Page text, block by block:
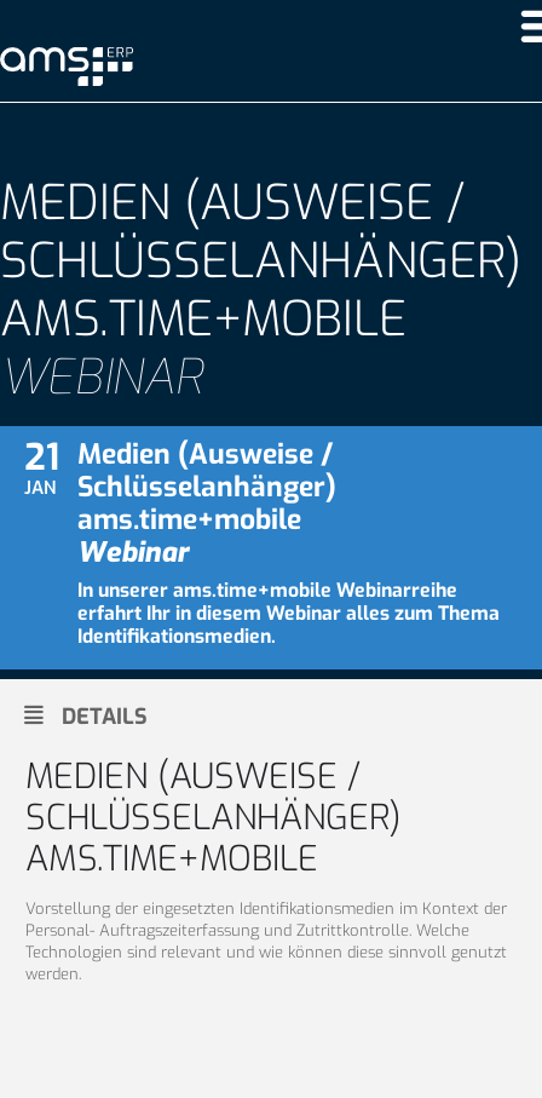
MEDIEN (AUSWEISE /
SCHLÜSSELANHÄNGER)
AMS.TIME+MOBILE
WEBINAR
21
JAN
Medien (Ausweise /
Schlüsselanhänger)
ams.time+mobile
Webinar
In unserer ams.time+mobile Webinarreihe
erfahrt Ihr in diesem Webinar alles zum Thema
Identifikationsmedien.
DETAILS
MEDIEN (AUSWEISE /
SCHLÜSSELANHÄNGER)
AMS.TIME+MOBILE
Vorstellung der eingesetzten Identifikationsmedien im Kontext der
Personal- Auftragszeiterfassung und Zutrittkontrolle. Welche
Technologien sind relevant und wie können diese sinnvoll genutzt
werden.